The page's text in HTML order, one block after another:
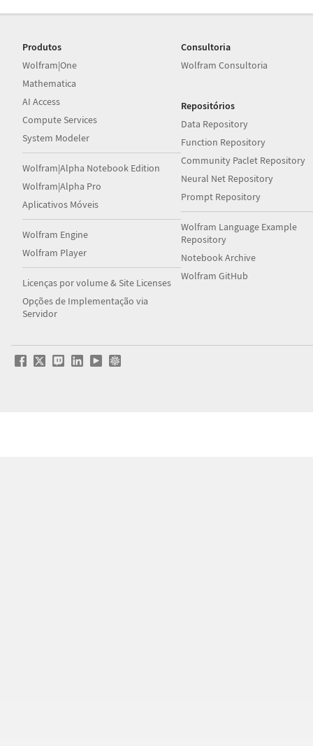
Produtos
Wolfram|One
Mathematica
AI Access
Compute Services
System Modeler
Wolfram|Alpha Notebook Edition
Wolfram|Alpha Pro
Aplicativos Móveis
Wolfram Engine
Wolfram Player
Licenças por volume & Site Licenses
Opções de Implementação via
Servidor
Consultoria
Wolfram Consultoria
Repositórios
Data Repository
Function Repository
Community Paclet Repository
Neural Net Repository
Prompt Repository
Wolfram Language Example
Repository
Notebook Archive
Wolfram GitHub